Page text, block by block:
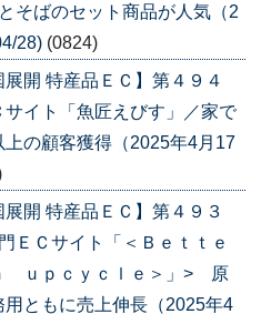
そばのセット商品が人気（2
28) (0824)
展開 特産品ＥＣ】第４９４
イト「魚匠えびす」／家で
の顧客獲得（2025年4月17
展開 特産品ＥＣ】第４９３
ＥＣサイト「＜Ｂｅｔｔｅ
ｕｐｃｙｃｌｅ＞」> 原
ともに売上伸長（2025年4